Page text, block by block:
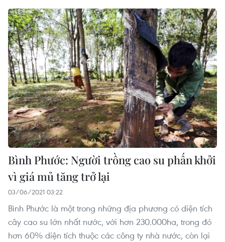
Bình Phước: Người trồng cao su phấn khởi
vì giá mủ tăng trở lại
03/06/2021 03:22
Bình Phước là một trong những địa phương có diện tích
cây cao su lớn nhất nước, với hơn 230.000ha, trong đó
hơn 60% diện tích thuộc các công ty nhà nước, còn lại